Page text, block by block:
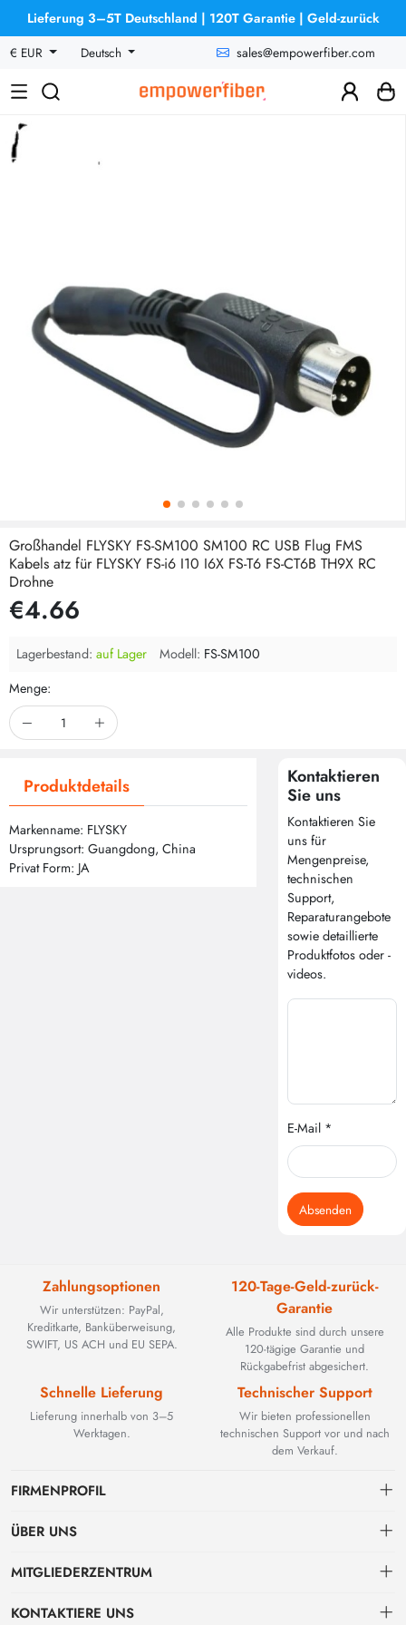
Lieferung 3–5T Deutschland | 120T Garantie | Geld-zurück
€ EUR
Deutsch sales@empowerfiber.com
Großhandel FLYSKY FS-SM100 SM100 RC USB Flug FMS
Kabels atz für FLYSKY FS-i6 I10 I6X FS-T6 FS-CT6B TH9X RC
Drohne
€4.66
Lagerbestand: auf Lager Modell: FS-SM100
Menge:
Produktdetails
Markenname: FLYSKY
Ursprungsort: Guangdong, China
Privat Form: JA
Kontaktieren
Sie uns
Kontaktieren Sie
uns für
Mengenpreise,
technischen
Support,
Reparaturangebote
sowie detaillierte
Produktfotos oder -
videos.
E-Mail *
Absenden
Zahlungsoptionen
Wir unterstützen: PayPal,
Kreditkarte, Banküberweisung,
SWIFT, US ACH und EU SEPA.
120-Tage-Geld-zurück-
Garantie
Alle Produkte sind durch unsere
120-tägige Garantie und
Rückgabefrist abgesichert.
Schnelle Lieferung
Lieferung innerhalb von 3–5
Werktagen.
Technischer Support
Wir bieten professionellen
technischen Support vor und nach
dem Verkauf.
FIRMENPROFIL
BEYOND TECHNOLOGY INTERNATIONAL LIMITED wurde 2002
Glasfaserlösungen. Mit der Weiterentwicklung industrieller Netzwerke
ÜBER UNS
Kontakt
MITGLIEDERZENTRUM
persönliches Zentrum
KONTAKTIERE UNS